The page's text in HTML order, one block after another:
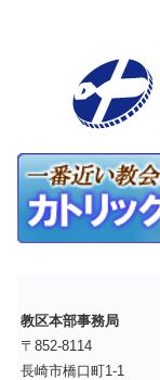
教区本部事務局
〒852-8114
長崎市橋口町1-1